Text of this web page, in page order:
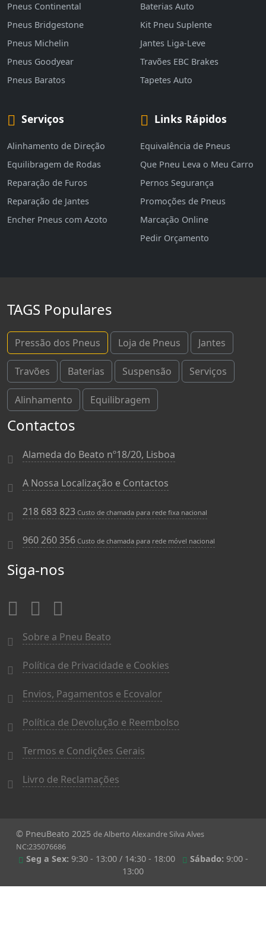
Pneus Continental
Pneus Bridgestone
Pneus Michelin
Pneus Goodyear
Pneus Baratos
Baterias Auto
Kit Pneu Suplente
Jantes Liga-Leve
Travões EBC Brakes
Tapetes Auto
Serviços
Alinhamento de Direção
Equilibragem de Rodas
Reparação de Furos
Reparação de Jantes
Encher Pneus com Azoto
Links Rápidos
Equivalência de Pneus
Que Pneu Leva o Meu Carro
Pernos Segurança
Promoções de Pneus
Marcação Online
Pedir Orçamento
TAGS Populares
Pressão dos Pneus Loja de Pneus Jantes
Travões Baterias Suspensão Serviços
Alinhamento Equilibragem
Contactos
Alameda do Beato nº18/20, Lisboa
A Nossa Localização e Contactos
218 683 823 Custo de chamada para rede fixa nacional
960 260 356 Custo de chamada para rede móvel nacional
Siga-nos
Sobre a Pneu Beato
Política de Privacidade e Cookies
Envios, Pagamentos e Ecovalor
Política de Devolução e Reembolso
Termos e Condições Gerais
Livro de Reclamações
© PneuBeato 2025 de Alberto Alexandre Silva Alves
NC:235076686
Seg a Sex: 9:30 - 13:00 / 14:30 - 18:00 Sábado: 9:00 -
13:00